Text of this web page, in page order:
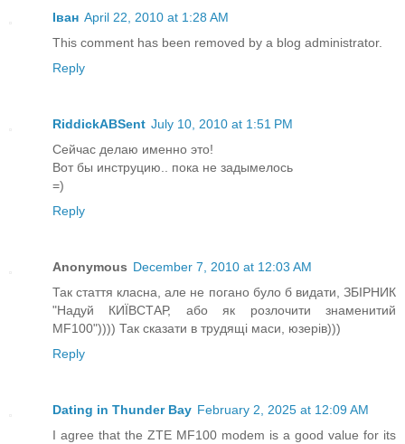
Іван April 22, 2010 at 1:28 AM
This comment has been removed by a blog administrator.
Reply
RiddickABSent July 10, 2010 at 1:51 PM
Сейчас делаю именно это!
Вот бы инструцию.. пока не задымелось
=)
Reply
Anonymous December 7, 2010 at 12:03 AM
Так стаття класна, але не погано було б видати, ЗБІРНИК
"Надуй КИЇВСТАР, або як розлочити знаменитий
MF100")))) Так сказати в трудящі маси, юзерів)))
Reply
Dating in Thunder Bay February 2, 2025 at 12:09 AM
I agree that the ZTE MF100 modem is a good value for its